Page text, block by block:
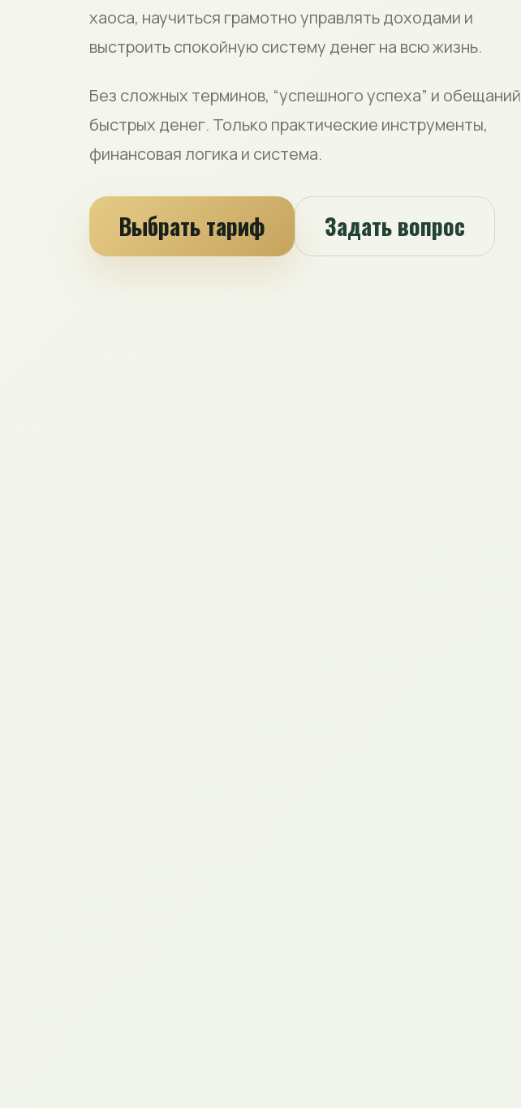
хаоса, научиться грамотно управлять доходами и
выстроить спокойную систему денег на всю жизнь.
Без сложных терминов, “успешного успеха” и обещаний
быстрых денег. Только практические инструменты,
финансовая логика и система.
Выбрать тариф Задать вопрос